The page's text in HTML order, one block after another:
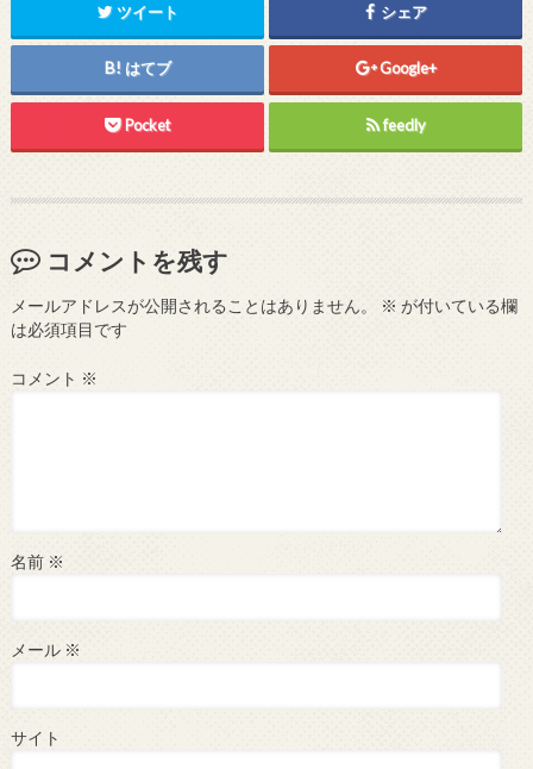
ツイート シェア
はてブ Google+
Pocket feedly
コメントを残す
メールアドレスが公開されることはありません。 ※ が付いている欄
は必須項目です
コメント ※
名前 ※
メール ※
サイト